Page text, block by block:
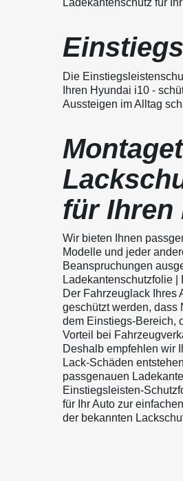
Ladekantenschutz für
Die
Ihren Hyundai i10 -
Aussteigen im Alltag
für Ihren
Wir bieten Ihnen
Modelle und jeder
Beanspruchungen
Ladekantenschutzfolie
Der Fahrzeuglack Ihres
geschützt werden, dass
dem Einstiegs-Bereich,
Vorteil bei
Deshalb empfehlen wir
Lack-Schäden
passgenauen
Einstiegsleisten-
für Ihr Auto zur
der bekannten